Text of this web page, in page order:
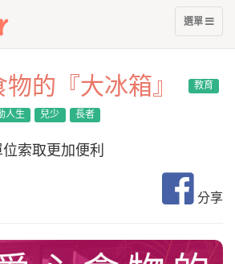
展
開
選
選單
的『大冰箱』 教育
人生 兒少 長者
索取更加便利
分享